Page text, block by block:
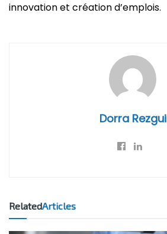
innovation et création d’emplois.
Dorra Rezgui
RelatedArticles